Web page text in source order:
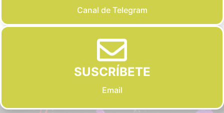
Canal de Telegram
SUSCRÍBETE
Email